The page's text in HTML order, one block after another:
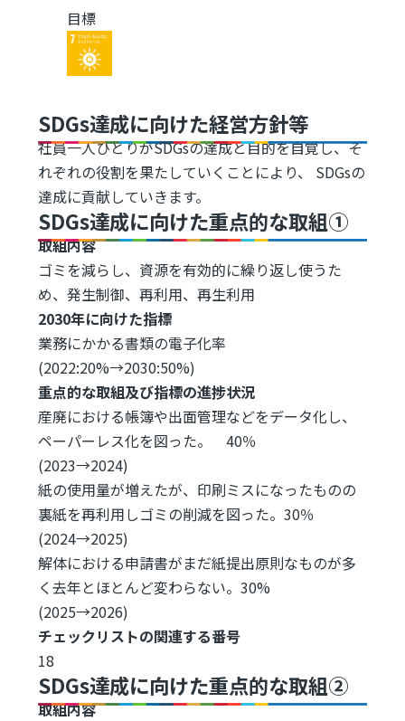
目標
Image
SDGs達成に向けた経営方針等
社員一人ひとりがSDGsの達成と目的を自覚し、そ
れぞれの役割を果たしていくことにより、 SDGsの
達成に貢献していきます。
SDGs達成に向けた重点的な取組①
取組内容
ゴミを減らし、資源を有効的に繰り返し使うた
め、発生制御、再利用、再生利用
2030年に向けた指標
業務にかかる書類の電子化率
(2022:20%→2030:50%)
重点的な取組及び指標の進捗状況
産廃における帳簿や出面管理などをデータ化し、
ペーパーレス化を図った。 40％
(2023→2024)
紙の使用量が増えたが、印刷ミスになったものの
裏紙を再利用しゴミの削減を図った。30％
(2024→2025)
解体における申請書がまだ紙提出原則なものが多
く去年とほとんど変わらない。30%
(2025→2026)
チェックリストの関連する番号
18
SDGs達成に向けた重点的な取組②
取組内容